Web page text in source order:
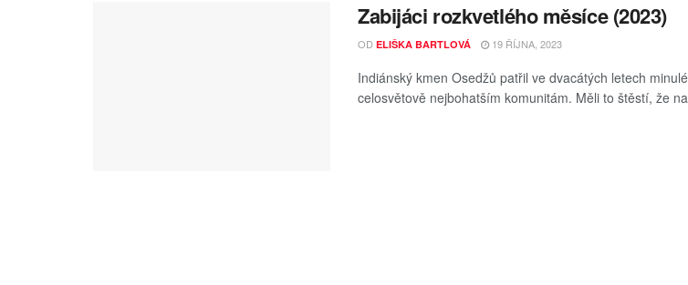
Zabijáci rozkvetlého měsíce (2023)
OD ELIŠKA BARTLOVÁ 19 ŘÍJNA, 2023
Indiánský kmen Osedžů patřil ve dvacátých letech
celosvětově nejbohatším komunitám. Měli to štěstí, že